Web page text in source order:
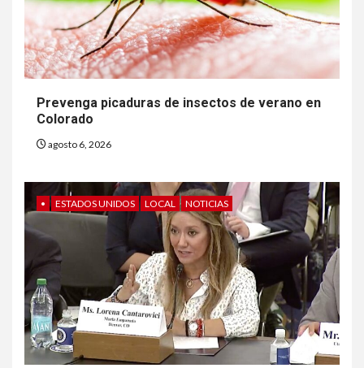
Prevenga picaduras de insectos de verano en
Colorado
agosto 6, 2026
• ESTADOS UNIDOS LOCAL NOTICIAS
6
HOGAR Y SALUD
Insistir también tiene su
precio